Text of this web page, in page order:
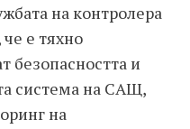
на контролера
че е тяхно
безопасността и
система на САЩ,
на